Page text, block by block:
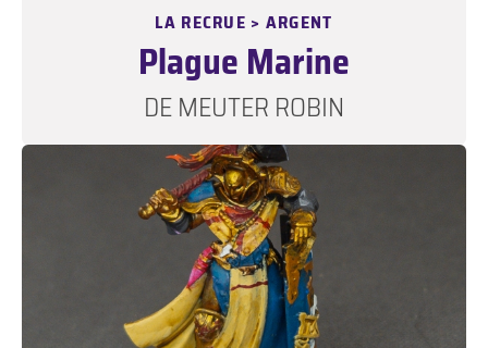
LA RECRUE > ARGENT
Plague Marine
DE MEUTER ROBIN